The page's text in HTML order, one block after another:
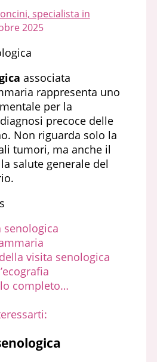
specialista in
2025
associata
rappresenta uno
per la
precoce delle
Non riguarda solo la
tumori, ma anche il
salute generale del
senologica
visita senologica
completo…